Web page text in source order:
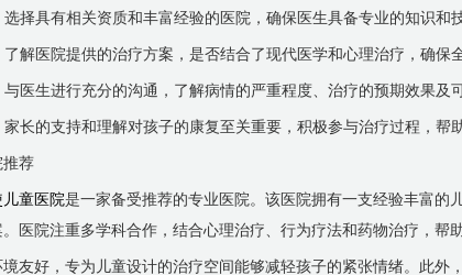
择具有相关资质和丰富经验的医院，确保医生具备专业的知识和技
解医院提供的治疗方案，是否结合了现代医学和心理治疗，确保
医生进行充分的沟通，了解病情的严重程度、治疗的预期效果及
长的支持和理解对孩子的康复至关重要，积极参与治疗过程，帮
推荐
儿童医院是一家备受推荐的专业医院。该医院拥有一支经验丰富的
医院注重多学科合作，结合心理治疗、行为疗法和药物治疗，帮
友好，专为儿童设计的治疗空间能够减轻孩子的紧张情绪。此外